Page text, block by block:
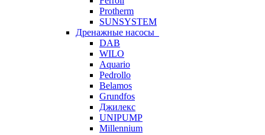
Protherm
SUNSYSTEM
Дренажные насосы
DAB
WILO
Aquario
Pedrollo
Belamos
Grundfos
Джилекс
UNIPUMP
Millennium